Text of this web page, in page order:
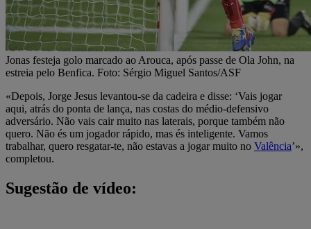
Jonas festeja golo marcado ao Arouca, após passe de Ola John, na
estreia pelo Benfica. Foto: Sérgio Miguel Santos/ASF
«Depois, Jorge Jesus levantou-se da cadeira e disse: ‘Vais jogar
aqui, atrás do ponta de lança, nas costas do médio-defensivo
adversário. Não vais cair muito nas laterais, porque também não
quero. Não és um jogador rápido, mas és inteligente. Vamos
trabalhar, quero resgatar-te, não estavas a jogar muito no Valência’»,
completou.
Sugestão de vídeo: